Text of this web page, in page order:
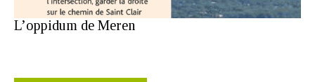
L’oppidum de Meren